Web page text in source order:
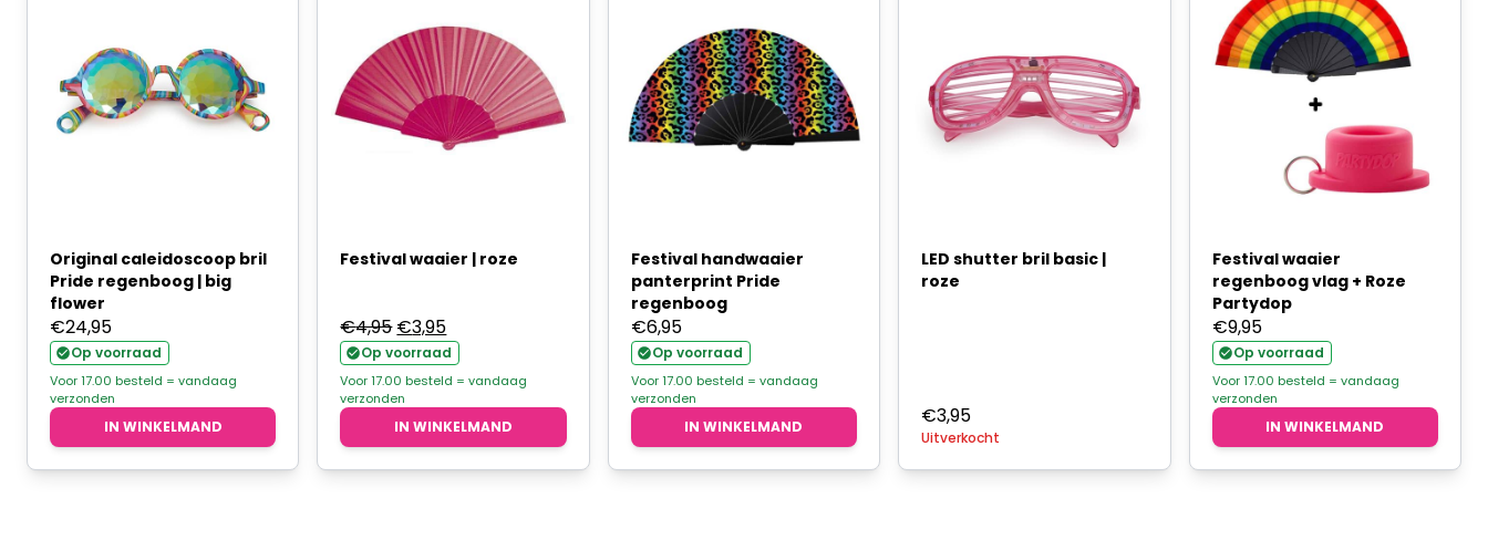
Original caleidoscoop bril
Pride regenboog | big
flower
€24,95
Op voorraad
Voor 17.00 besteld = vandaag
verzonden
IN WINKELMAND
Festival waaier | roze
€4,95 Oorspronkelijke
prijs
was:
€4,95.
€3,95Huidige
prijs
is:
€3,95.
Op voorraad
Voor 17.00 besteld = vandaag
verzonden
IN WINKELMAND
Festival handwaaier
panterprint Pride
regenboog
€6,95
Op voorraad
Voor 17.00 besteld = vandaag
verzonden
IN WINKELMAND
LED shutter bril basic |
roze
€3,95
Uitverkocht
Festival waaier
regenboog vlag + Roze
Partydop
€9,95
Op voorraad
Voor 17.00 besteld = vandaag
verzonden
IN WINKELMAND